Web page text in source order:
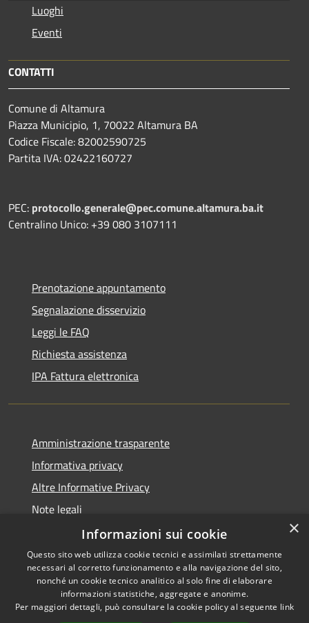
Luoghi
Eventi
CONTATTI
Comune di Altamura
Piazza Municipio, 1, 70022 Altamura BA
Codice Fiscale: 82002590725
Partita IVA: 02422160727
PEC: protocollo.generale@pec.comune.altamura.ba.it
Centralino Unico: +39 080 3107111
Prenotazione appuntamento
Segnalazione disservizio
Leggi le FAQ
Richiesta assistenza
IPA Fattura elettronica
Amministrazione trasparente
Informativa privacy
Altre Informative Privacy
Note legali
Dichiarazione di accessibilità
RSS
Accessibilità
Copyright © 2026 • Comune di
×
Informazioni sui cookie
Questo sito web utilizza cookie tecnici e assimilati strettamente
necessari al corretto funzionamento e alla navigazione del sito,
nonché un cookie tecnico analitico al solo fine di elaborare
informazioni statistiche, aggregate e anonime.
Per maggiori dettagli, può consultare la cookie policy al seguente link